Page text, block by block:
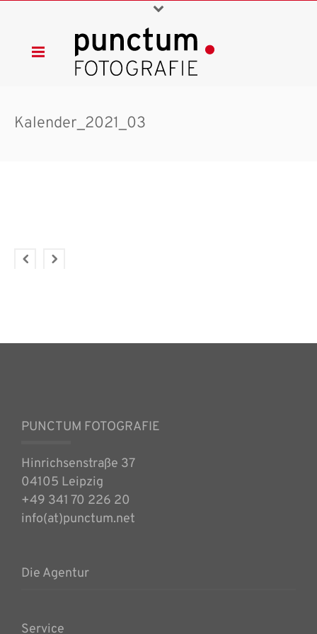
Kalender_2021_03
PUNCTUM FOTOGRAFIE
Hinrichsenstraße 37
04105 Leipzig
+49 341 70 226 20
info(at)punctum.net
Die Agentur
Service